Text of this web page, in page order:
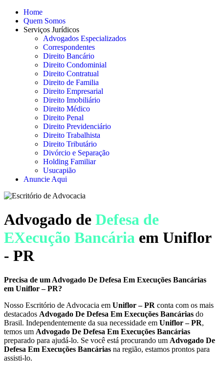
Home
Quem Somos
Serviços Jurídicos
Advogados Especializados
Correspondentes
Direito Bancário
Direito Condominial
Direito Contratual
Direito de Familia
Direito Empresarial
Direito Imobiliário
Direito Médico
Direito Penal
Direito Previdenciário
Direito Trabalhista
Direito Tributário
Divórcio e Separação
Holding Familiar
Usucapião
Anuncie Aqui
Advogado de Defesa de
EXecução Bancária em Uniflor
- PR
Precisa de um Advogado De Defesa Em Execuções Bancárias
em Uniflor – PR?
Nosso Escritório de Advocacia em Uniflor – PR conta com os mais
destacados Advogado De Defesa Em Execuções Bancárias do
Brasil. Independentemente da sua necessidade em Uniflor – PR,
temos um Advogado De Defesa Em Execuções Bancárias
preparado para ajudá-lo. Se você está procurando um Advogado De
Defesa Em Execuções Bancárias na região, estamos prontos para
assisti-lo.